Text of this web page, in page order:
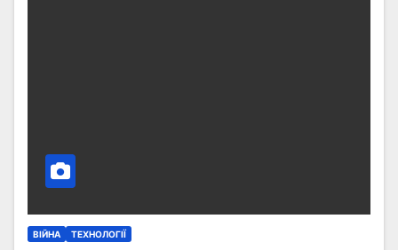
ВІЙНА ТЕХНОЛОГІЇ